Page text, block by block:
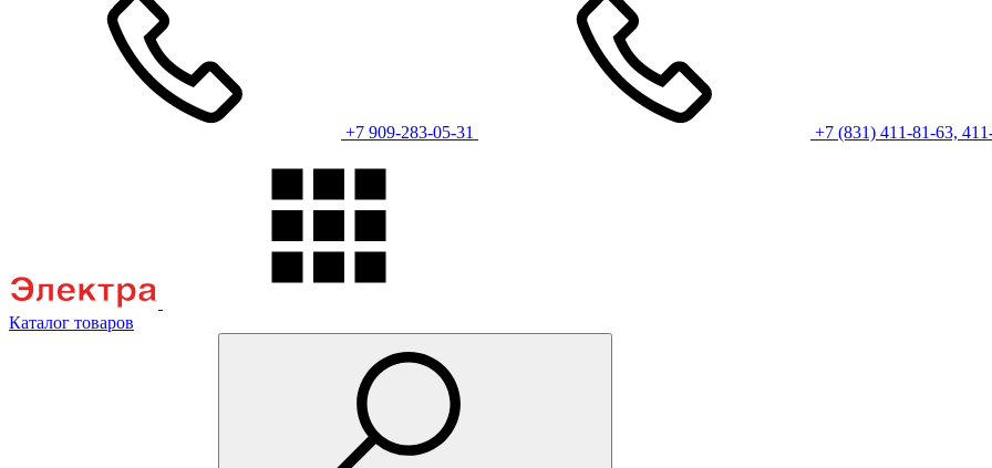
+7 909-283-05-31 +7 (831) 411-81-63,
Каталог товаров